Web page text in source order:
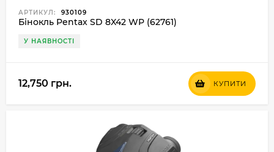
АРТИКУЛ: 930109
Бінокль Pentax SD 8X42 WP (62761)
У НАЯВНОСТІ
12,750 грн. КУПИТИ